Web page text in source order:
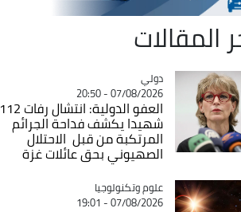
المقالات
Catégorie
دولي
07/08/2026 - 20:50
العفو الدولية: انتشال رفات 112
شهيدا يكشف فداحة الجرائم
المرتكبة من قبل الاحتلال
الصهيوني بحق عائلات غزة
Catégorie
علوم وتكنولوجيا
07/08/2026 - 19:01